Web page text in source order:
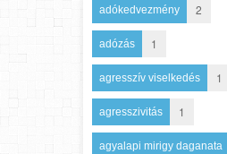
adókedvezmény 2
adózás 1
agresszív viselkedés 1
agresszivitás 1
agyalapi mirigy daganata